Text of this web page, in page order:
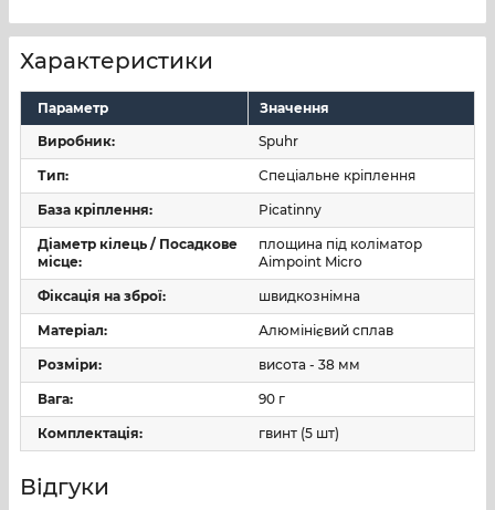
Характеристики
Параметр
Значення
Виробник:
Spuhr
Тип: Спеціальне кріплення
База кріплення: Picatinny
Діаметр кілець / Посадкове
місце:
площина під коліматор
Aimpoint Micro
Фіксація на зброї: швидкознімна
Матеріал: Алюмінієвий сплав
Розміри: висота - 38 мм
Вага: 90 г
Комплектація: гвинт (5 шт)
Відгуки